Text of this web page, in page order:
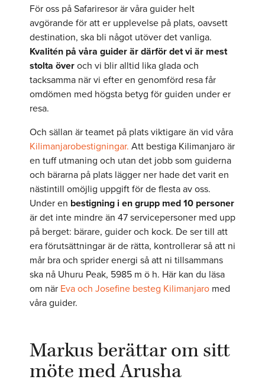
För oss på Safariresor är våra guider helt
avgörande för att er upplevelse på plats, oavsett
destination, ska bli något utöver det vanliga.
Kvalitén på våra guider är därför det vi är mest
stolta överoch vi blir alltid lika glada och
tacksamma när vi efter en genomförd resa får
omdömen med högsta betyg för guiden under er
resa.
Och sällan är teamet på plats viktigare än vid våra
Kilimanjarobestigningar. Att bestiga Kilimanjaro är
en tuff utmaning och utan det jobb som guiderna
och bärarna på plats lägger ner hade det varit en
nästintill omöjlig uppgift för de flesta av oss.
Under en bestigning i en grupp med 10 personer
är det inte mindre än 47 servicepersoner med upp
på berget: bärare, guider och kock. De ser till att
era förutsättningar är de rätta, kontrollerar så att ni
mår bra och sprider energi så att ni tillsammans
ska nå Uhuru Peak, 5985 m ö h. Här kan du läsa
om när Eva och Josefine besteg Kilimanjaromed
våra guider.
Markus berättar om sitt
möte med Arusha